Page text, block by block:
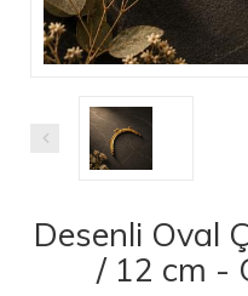
Desenli Oval
/ 12 cm -